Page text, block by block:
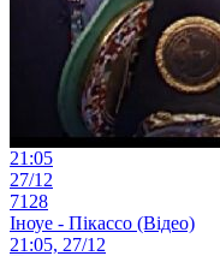
21:05
27/12
7128
Іноуе - Пікассо (Відео)
21:05, 27/12